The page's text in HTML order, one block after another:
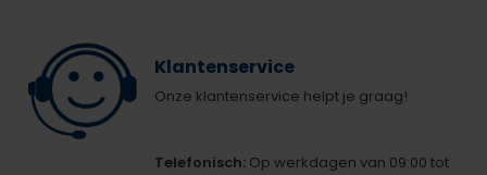
Klantenservice
Onze klantenservice helpt je graag!
Telefonisch: Op werkdagen van 09:00 tot